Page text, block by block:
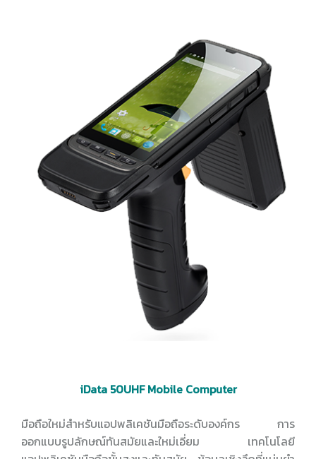
iData 50UHF Mobile Computer
มือถือใหม่สำหรับแอปพลิเคชันมือถือระดับองค์กร การ
ออกแบบรูปลักษณ์ทันสมัยและใหม่เอี่ยม เทคโนโลยี